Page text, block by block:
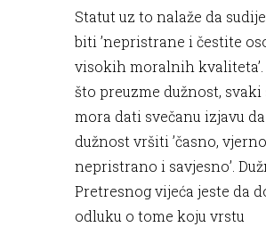
Statut uz to nalaže da
biti ’nepristrane i čestite
visokih moralnih
što preuzme dužnost, svaki
mora dati svečanu izjavu
dužnost vršiti ’časno,
nepristrano i savjesno’.
Pretresnog vijeća jeste da
odluku o tome koju vrstu